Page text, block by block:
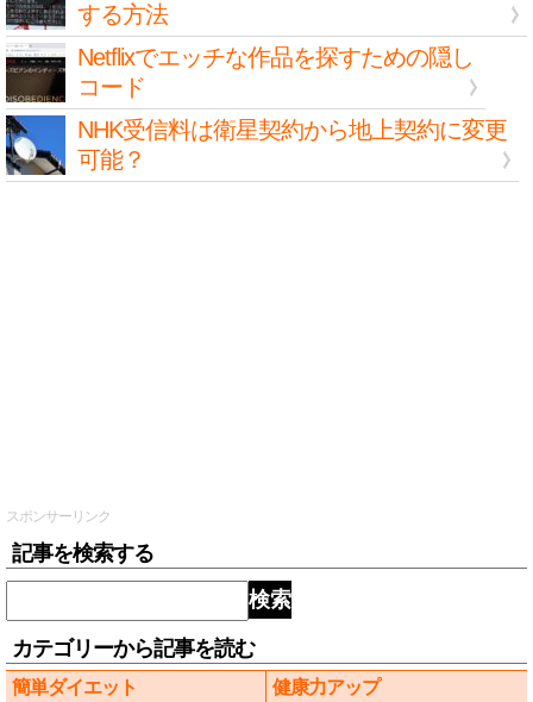
する方法
Netflixでエッチな作品を探すための隠し
コード
NHK受信料は衛星契約から地上契約に変更
可能？
スポンサーリンク
記事を検索する
検索
カテゴリーから記事を読む
簡単ダイエット 健康力アップ